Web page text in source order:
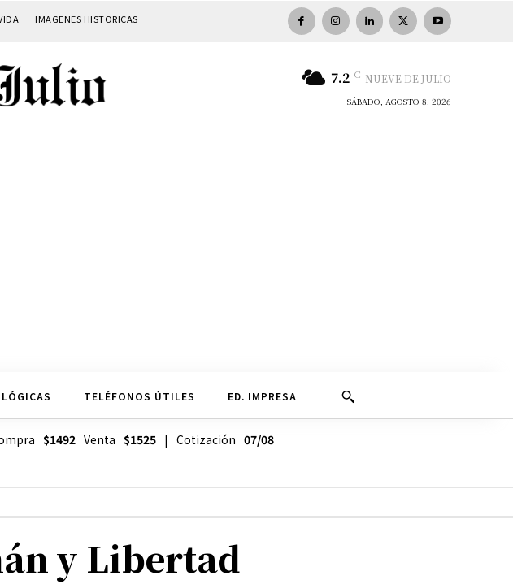
IMAGENES HISTORICAS
7.2 C NUEVE DE JULIO
SÁBADO, AGOSTO 8, 2026
TELÉFONOS ÚTILES ED. IMPRESA
$1492Venta $1525| Cotización 07/08
y Libertad